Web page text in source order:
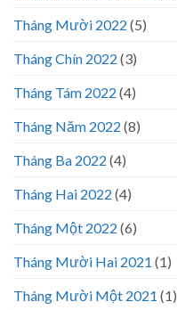
Tháng Mười 2022 (5)
Tháng Chín 2022 (3)
Tháng Tám 2022 (4)
Tháng Năm 2022 (8)
Tháng Ba 2022 (4)
Tháng Hai 2022 (4)
Tháng Một 2022 (6)
Tháng Mười Hai 2021 (1)
Tháng Mười Một 2021 (1)